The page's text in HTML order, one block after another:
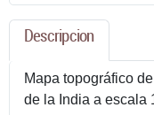
Descripcion
Mapa topográfico
de la India a escala